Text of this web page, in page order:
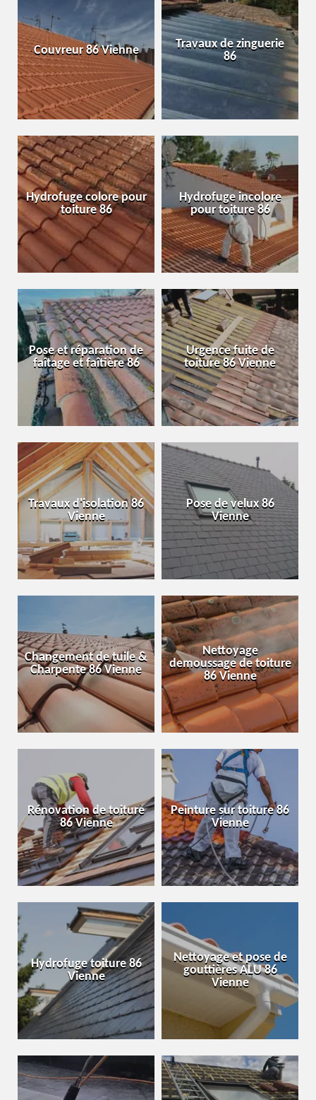
Couvreur 86 Vienne
Travaux de zinguerie
86
Hydrofuge colore pour
toiture 86
Hydrofuge incolore
pour toiture 86
Pose et réparation de
faîtage et faîtière 86
Urgence fuite de
toiture 86 Vienne
Travaux d'isolation 86
Vienne
Pose de velux 86
Vienne
Changement de tuile &
Charpente 86 Vienne
Nettoyage
demoussage de toiture
86 Vienne
Rénovation de toiture
86 Vienne
Peinture sur toiture 86
Vienne
Hydrofuge toiture 86
Vienne
Nettoyage et pose de
gouttières ALU 86
Vienne